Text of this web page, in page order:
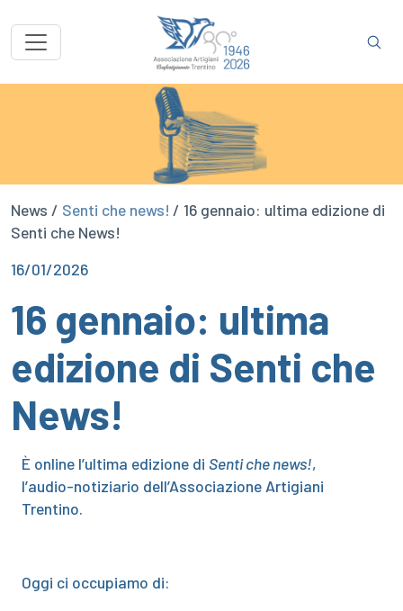
News / Senti che news! / 16 gennaio: ultima edizione di
Senti che News!
16/01/2026
16 gennaio: ultima
edizione di Senti che
News!
È online l’ultima edizione di Senti che news!,
l’audio-notiziario dell’Associazione Artigiani
Trentino.
Oggi ci occupiamo di: